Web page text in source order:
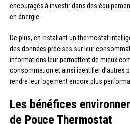
encouragés à investir dans des
en énergie.
De plus, en installant un thermostat
des données précises sur leur
informations leur permettent de mieux
consommation et ainsi identifier d’autres
rendre leur logement encore plus
Les bénéfices
de Pouce Thermostat